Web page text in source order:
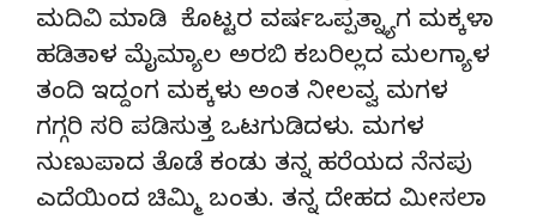
ಮದಿವಿ ಮಾಡಿ ಕೊಟ್ಟರ ವರ್ಷಒಪ್ಪತ್ನ್ಯಾಗ ಮಕ್ಕಳಾ
ಹಡಿತಾಳ ಮೈಮ್ಯಾಲ ಅರಬಿ ಕಬರಿಲ್ಲದ ಮಲಗ್ಯಾಳ
ತಂದಿ ಇದ್ದಂಗ ಮಕ್ಕಳು ಅಂತ ನೀಲವ್ವ ಮಗಳ
ಗಗ್ಗರಿ ಸರಿ ಪಡಿಸುತ್ತ ಒಟಗುಡಿದಳು. ಮಗಳ
ನುಣುಪಾದ ತೊಡೆ ಕಂಡು ತನ್ನ ಹರೆಯದ ನೆನಪು
ಎದೆಯಿಂದ ಚಿಮ್ಮಿ ಬಂತು. ತನ್ನ ದೇಹದ ಮೀಸಲಾ